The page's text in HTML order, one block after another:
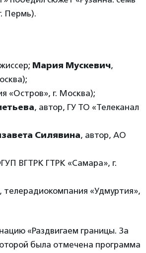
Пермь).
Мария Мускевич,
«Остров», г. Москва);
, автор, ГУ ТО «Телеканал
Силявина, автор, АО
ВГТРК ГТРК «Самара», г.
телерадиокомпания «Удмуртия»,
«Раздвигаем границы. За
была отмечена программа